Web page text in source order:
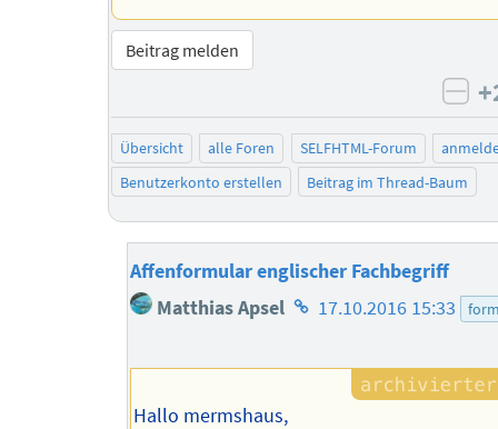
Beitrag melden
Übersicht alle Foren SELFHTML-Forum
Benutzerkonto erstellen
Beitrag im Thread-Baum
Affenformular englischer Fachbegriff
Matthias Apsel Homepage
Autors
17.10.2016 15:33
Hallo mermshaus,